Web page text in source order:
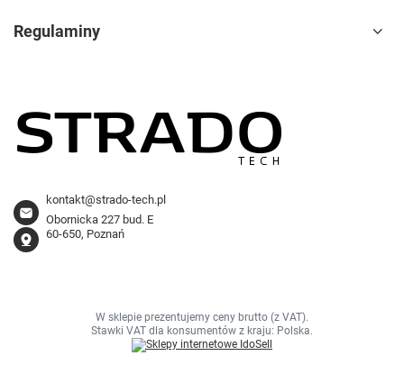
Regulaminy
kontakt@strado-tech.pl
Obornicka 227 bud. E
60-650, Poznań
W sklepie prezentujemy ceny brutto (z VAT).
Stawki VAT dla konsumentów z kraju: Polska.